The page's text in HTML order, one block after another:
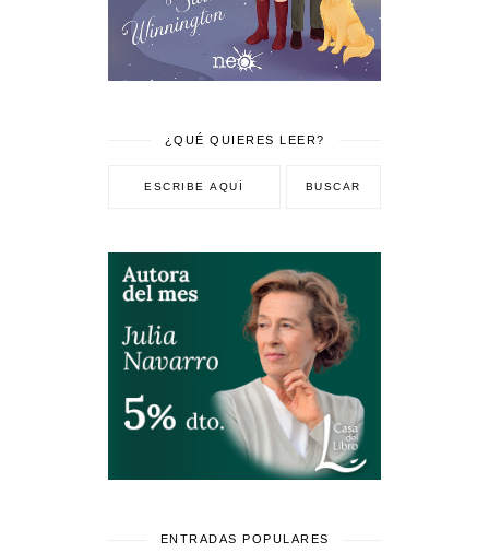
¿QUÉ QUIERES LEER?
ENTRADAS POPULARES